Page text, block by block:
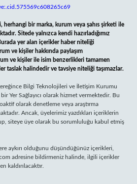
herhangi bir marka, kurum veya şahıs şirketi ile
Sitede yalnızca kendi hazırladığımız
yer alan içerikler haber niteliği
ve kişiler hakkında paylaşım
ve kişiler ile isim benzerlikleri tamamen
taslak halindedir ve tavsiye niteliği taşımazlar.
Bilgi Teknolojileri ve İletişim Kurumu
Yer Sağlayıcı olarak hizmet vermektedir. Bu
olarak denetleme veya araştırma
Ancak, üyelerimiz yazdıkları içeriklerin
siteye üye olarak bu sorumluluğu kabul etmiş
aykırı olduğunu düşündüğünüz içerikleri,
adresine bildirmeniz halinde, ilgili içerikler
kaldırılacaktır.